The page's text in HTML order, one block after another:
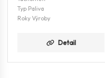
Typ Paliva
Roky Výroby
Detail